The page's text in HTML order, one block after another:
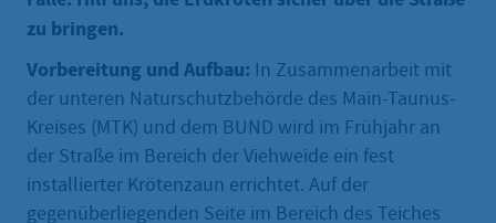
zu bringen.
Vorbereitung und Aufbau: In Zusammenarbeit mit
der unteren Naturschutzbehörde des Main-Taunus-
Kreises (MTK) und dem BUND wird im Frühjahr an
der Straße im Bereich der Viehweide ein fest
installierter Krötenzaun errichtet. Auf der
gegenüberliegenden Seite im Bereich des Teiches